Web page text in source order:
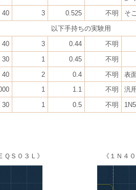
40 3 0.525 不明
そ
以下手持ちの実験用
40 3 0.44
不明
30 1 0.45
不明
40 2 0.4 不明
表
1 1.1 不明
汎用
30 1 0.5 不明
ＱＳ０３Ｌ》 《１Ｎ４